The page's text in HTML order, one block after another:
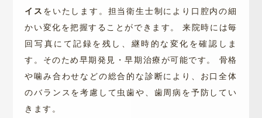
イス をいたします。担当衛生士制により口腔内の細
かい変化を把握することができます。
来院時には毎
回写真にて記録を残し、継時的な変化を確認しま
す。そのため早期発見・早期治療が可能です。
骨格
や噛み合わせなどの総合的な診断により、お口全体
のバランスを考慮して虫歯や、歯周病を予防してい
きます。